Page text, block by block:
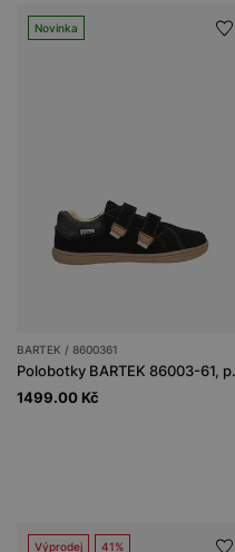
Novinka
BARTEK / 8600361
1499.00 Kč
Výprodej 41%